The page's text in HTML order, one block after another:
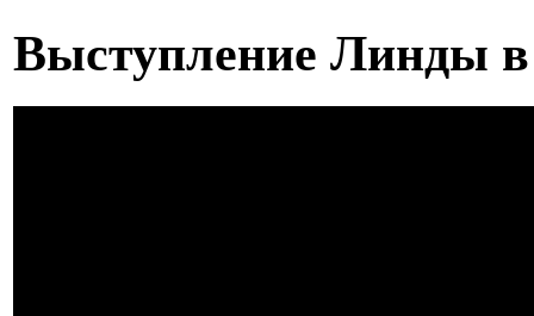
Выступление Линды